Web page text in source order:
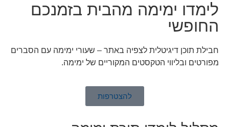
לימדו ימימה מהבית בזמנכם
החופשי
חבילת תוכן דיגיטלית לצפיה באתר – שעורי ימימה עם הסברים
מפורטים ובליווי הטקסטים המקוריים של ימימה.
להצטרפות